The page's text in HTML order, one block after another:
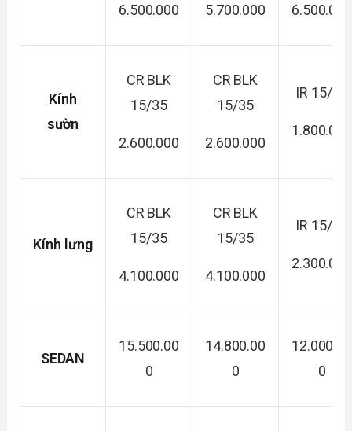
6.500.000 5.700.000 6.500.000
Kính
sườn
CR BLK
15/35
2.600.000
CR BLK
15/35
2.600.000
IR 15/25
1.800.000
Kính lưng
CR BLK
15/35
4.100.000
CR BLK
15/35
4.100.000
IR 15/25
2.300.000
SEDAN
15.500.00
0
14.800.00
0
12.000.00
0